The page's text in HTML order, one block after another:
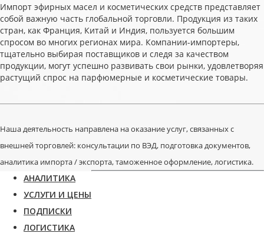
Импорт эфирных масел и косметических средств представляет
собой важную часть глобальной торговли. Продукция из таких
стран, как Франция, Китай и Индия, пользуется большим
спросом во многих регионах мира. Компании-импортеры,
тщательно выбирая поставщиков и следя за качеством
продукции, могут успешно развивать свои рынки, удовлетворяя
растущий спрос на парфюмерные и косметические товары.
Наша деятельность направлена на оказание услуг, связанных с
внешней торговлей: консультации по ВЭД, подготовка документов,
аналитика импорта / экспорта, таможенное оформление, логистика.
АНАЛИТИКА
УСЛУГИ И ЦЕНЫ
ПОДПИСКИ
ЛОГИСТИКА